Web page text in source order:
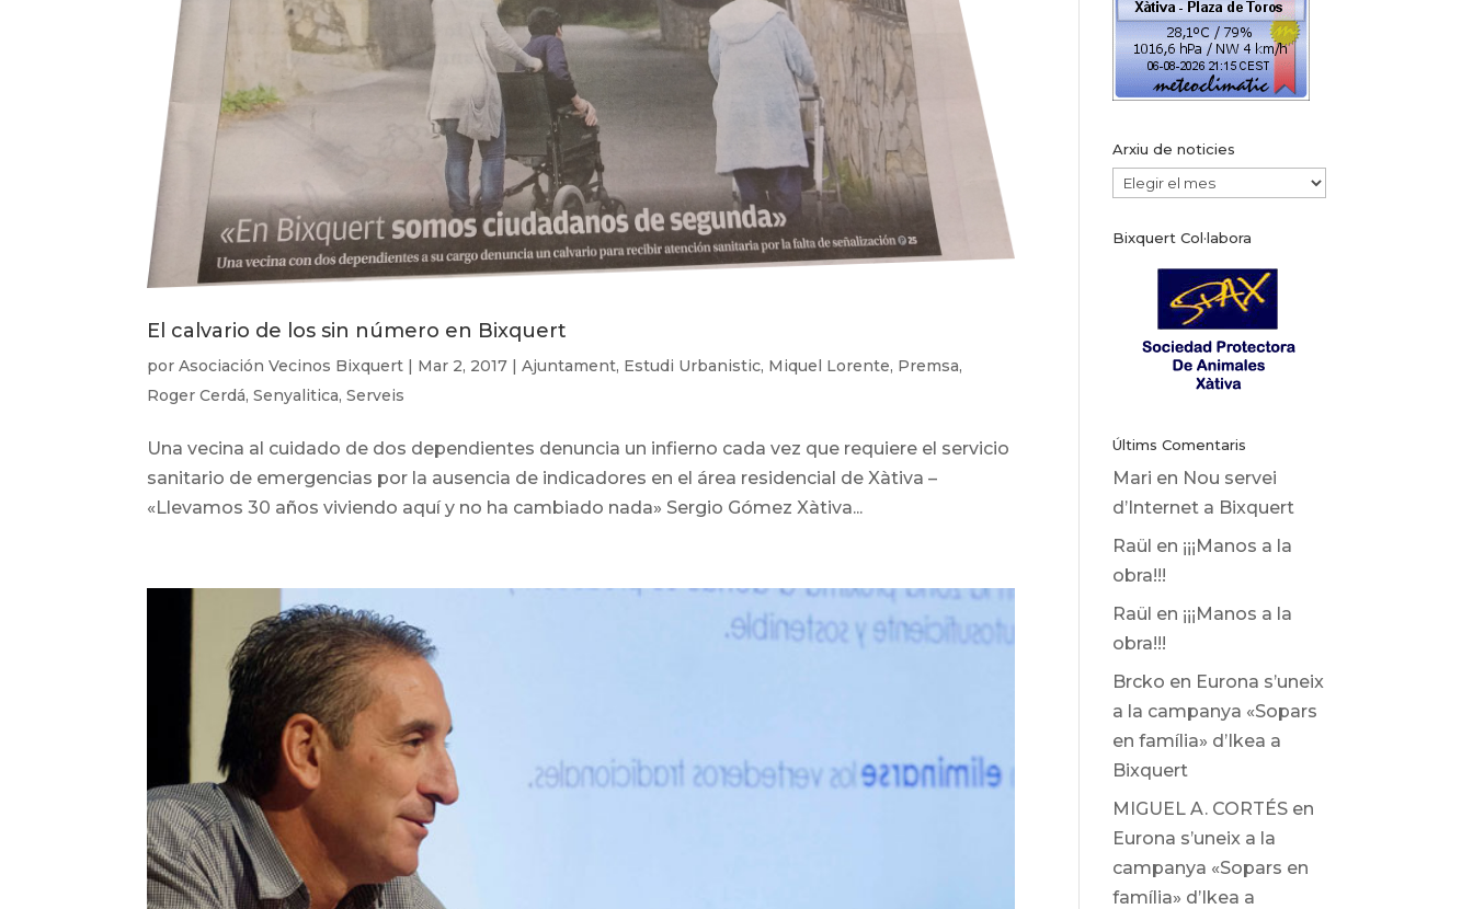
El calvario de los sin número en Bixquert
porAsociación Vecinos Bixquert | Mar 2, 2017 |Ajuntament, Estudi Urbanistic, Miquel Lorente, Premsa,
Roger Cerdá,Senyalitica,Serveis
Una vecina al cuidado de dos dependientes denuncia un infierno cada vez que requiere el servicio
sanitario de emergencias por la ausencia de indicadores en el área residencial de Xàtiva –
«Llevamos 30 años viviendo aquí y no ha cambiado nada» Sergio Gómez Xàtiva...
Arxiu de noticies
Arxiu
noticies
Bixquert Col·labora
Últims Comentaris
Mari en Nou servei
d’Internet a Bixquert
Raül en ¡¡¡Manos a la
obra!!!
Raül en ¡¡¡Manos a la
obra!!!
Brcko en Eurona s’uneix
a la campanya «Sopars
en família» d’Ikea ​​a
Bixquert
MIGUEL A. CORTÉS en
Eurona s’uneix a la
campanya «Sopars en
família» d’Ikea ​​a